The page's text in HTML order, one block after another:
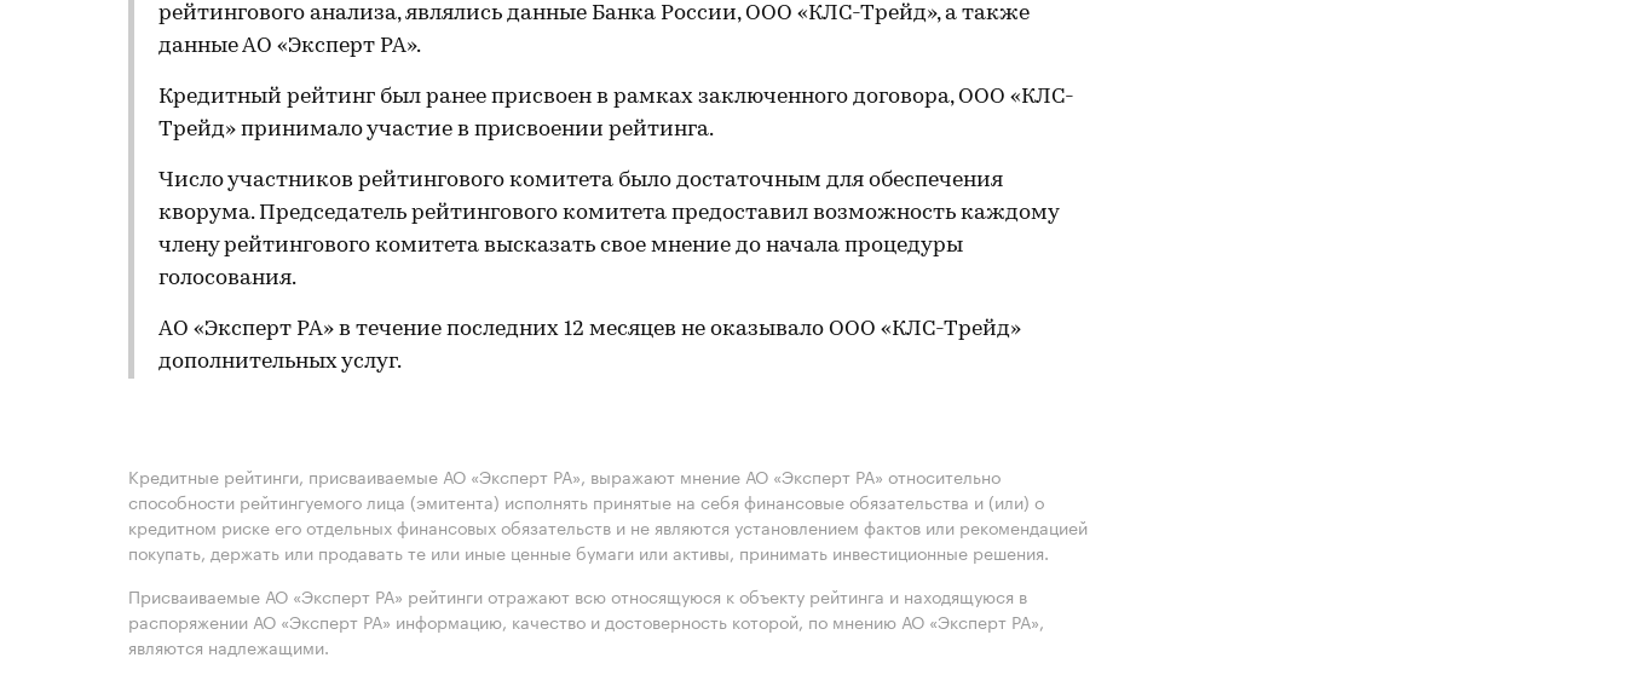
рейтингового анализа, являлись данные Банка России, ООО «КЛС-Трейд», а также
данные АО «Эксперт РА».
Кредитный рейтинг был ранее присвоен в рамках заключенного договора, ООО «КЛС-
Трейд» принимало участие в присвоении рейтинга.
Число участников рейтингового комитета было достаточным для обеспечения
кворума. Председатель рейтингового комитета предоставил возможность каждому
члену рейтингового комитета высказать свое мнение до начала процедуры
голосования.
АО «Эксперт РА» в течение последних 12 месяцев не оказывало ООО «КЛС-Трейд»
дополнительных услуг.
Кредитные рейтинги, присваиваемые АО «Эксперт РА», выражают мнение АО «Эксперт РА» относительно
способности рейтингуемого лица (эмитента) исполнять принятые на себя финансовые обязательства и (или) о
кредитном риске его отдельных финансовых обязательств и не являются установлением фактов или рекомендацией
покупать, держать или продавать те или иные ценные бумаги или активы, принимать инвестиционные решения.
Присваиваемые АО «Эксперт РА» рейтинги отражают всю относящуюся к объекту рейтинга и находящуюся в
распоряжении АО «Эксперт РА» информацию, качество и достоверность которой, по мнению АО «Эксперт РА»,
являются надлежащими.